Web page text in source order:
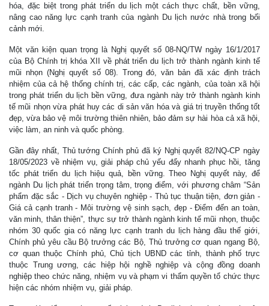
hóa, đặc biệt trong phát triển du lịch một cách thực chất, bền vững,
nâng cao năng lực cạnh tranh của ngành Du lịch nước nhà trong bối
cảnh mới.
Một văn kiện quan trọng là Nghị quyết số 08-NQ/TW ngày 16/1/2017
của Bộ Chính trị khóa XII về phát triển du lịch trở thành ngành kinh tế
mũi nhọn (Nghị quyết số 08). Trong đó, văn bản đã xác định trách
nhiệm của cả hệ thống chính trị, các cấp, các ngành, của toàn xã hội
trong phát triển du lịch bền vững, đưa ngành này trở thành ngành kinh
tế mũi nhọn vừa phát huy các di sản văn hóa và giá trị truyền thống tốt
đẹp, vừa bảo vệ môi trường thiên nhiên, bảo đảm sự hài hòa cả xã hội,
việc làm, an ninh và quốc phòng.
Gần đây nhất, Thủ tướng Chính phủ đã ký Nghị quyết 82/NQ-CP ngày
18/05/2023 về nhiệm vụ, giải pháp chủ yếu đẩy nhanh phục hồi, tăng
tốc phát triển du lịch hiệu quả, bền vững. Theo Nghị quyết này, để
ngành Du lịch phát triển trọng tâm, trọng điểm, với phương châm “Sản
phẩm đặc sắc - Dịch vụ chuyên nghiệp - Thủ tục thuận tiện, đơn giản -
Giá cả cạnh tranh - Môi trường vệ sinh sạch, đẹp - Điểm đến an toàn,
văn minh, thân thiện”, thực sự trở thành ngành kinh tế mũi nhọn, thuộc
nhóm 30 quốc gia có năng lực cạnh tranh du lịch hàng đầu thế giới,
Chính phủ yêu cầu Bộ trưởng các Bộ, Thủ trưởng cơ quan ngang Bộ,
cơ quan thuộc Chính phủ, Chủ tịch UBND các tỉnh, thành phố trực
thuộc Trung ương, các hiệp hội nghề nghiệp và cộng đồng doanh
nghiệp theo chức năng, nhiệm vụ và phạm vi thẩm quyền tổ chức thực
hiện các nhóm nhiệm vụ, giải pháp.